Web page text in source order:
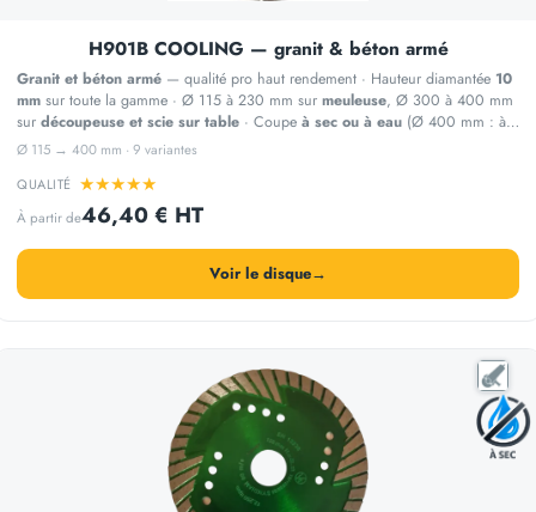
H901B COOLING — granit & béton armé
Granit et béton armé — qualité pro haut rendement · Hauteur diamantée 10
mm sur toute la gamme · Ø 115 à 230 mm sur meuleuse, Ø 300 à 400 mm
sur découpeuse et scie sur table · Coupe à sec ou à eau (Ø 400 mm : à
eau)
Ø 115 → 400 mm · 9 variantes
QUALITÉ ★★★★★
À partir de46,40 € HT
Voir le disque→